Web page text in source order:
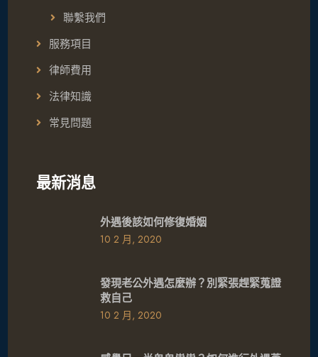
聯繫我們
服務項目
律師費用
法律知識
常見問題
最新消息
外遇後該如何修復婚姻
10 2 月, 2020
發現老公外遇怎麼辦？別緊張趕緊蒐證
救自己
10 2 月, 2020